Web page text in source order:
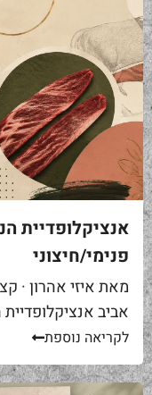
פנימי/חיצוני
מאת איזי אהרון ·
באים אליי בקצביה
לקריאה נוספת